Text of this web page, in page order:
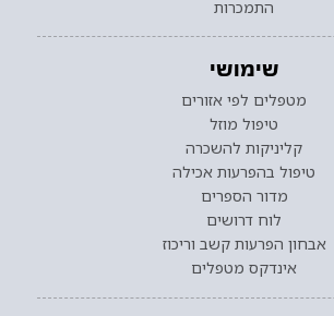
התמכרות
שימושי
מטפלים לפי אזורים
טיפול מוזל
קליניקות להשכרה
טיפול בהפרעות אכילה
מדור הספרים
לוח דרושים
אבחון הפרעות קשב וריכוז
אינדקס מטפלים